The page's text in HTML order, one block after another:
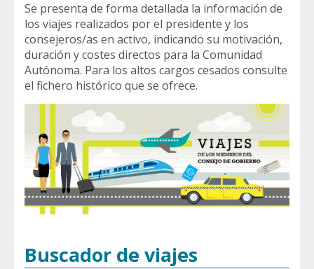
Se presenta de forma detallada la información de
los viajes realizados por el presidente y los
consejeros/as en activo, indicando su motivación,
duración y costes directos para la Comunidad
Autónoma. Para los altos cargos cesados consulte
el fichero histórico que se ofrece.
Buscador de viajes